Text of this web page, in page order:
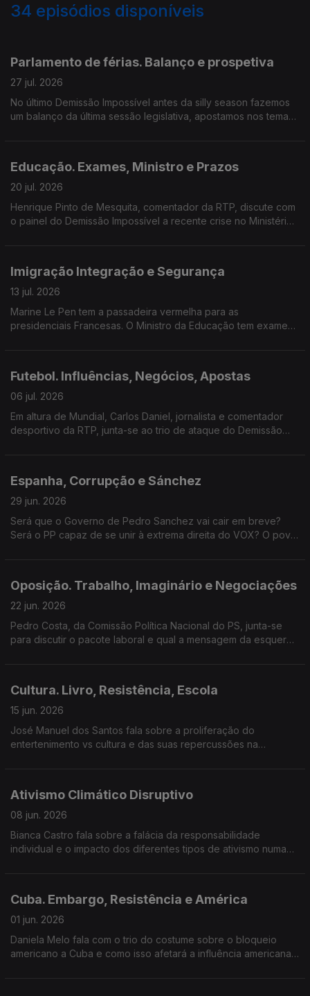
34 episódios disponíveis
Parlamento de férias. Balanço e prospetiva
27 jul. 2026
No último Demissão Impossível antes da silly season fazemos
um balanço da última sessão legislativa, apostamos nos temas
Educação. Exames, Ministro e Prazos
20 jul. 2026
Henrique Pinto de Mesquita, comentador da RTP, discute com
o painel do Demissão Impossível a recente crise no Ministério
Imigração Integração e Segurança
13 jul. 2026
Marine Le Pen tem a passadeira vermelha para as
presidenciais Francesas. O Ministro da Educação tem exames
Futebol. Influências, Negócios, Apostas
06 jul. 2026
Em altura de Mundial, Carlos Daniel, jornalista e comentador
desportivo da RTP, junta-se ao trio de ataque do Demissão
Espanha, Corrupção e Sánchez
29 jun. 2026
Será que o Governo de Pedro Sanchez vai cair em breve?
Será o PP capaz de se unir à extrema direita do VOX? O povo
Oposição. Trabalho, Imaginário e Negociações
22 jun. 2026
Pedro Costa, da Comissão Política Nacional do PS, junta-se
para discutir o pacote laboral e qual a mensagem da esquerda
Cultura. Livro, Resistência, Escola
15 jun. 2026
José Manuel dos Santos fala sobre a proliferação do
entertenimento vs cultura e das suas repercussões na
Ativismo Climático Disruptivo
08 jun. 2026
Bianca Castro fala sobre a falácia da responsabilidade
individual e o impacto dos diferentes tipos de ativismo numa
Cuba. Embargo, Resistência e América
01 jun. 2026
Daniela Melo fala com o trio do costume sobre o bloqueio
americano a Cuba e como isso afetará a influência americana